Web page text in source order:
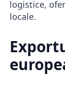
logistice,
locale.